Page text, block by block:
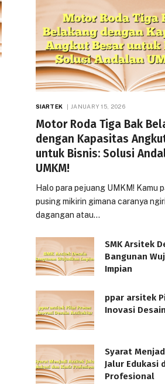
SIARTEK JANUARY 15, 2026
Motor Roda Tiga Bak
dengan Kapasitas
untuk Bisnis: Solusi
UMKM!
Halo para pejuang UMKM! Kamu
pusing mikirin gimana caranya
dagangan atau…
SMK Arsitek
Bangunan
Impian
ppar arsitek
Inovasi
Syarat
Jalur Edukasi
Profesional